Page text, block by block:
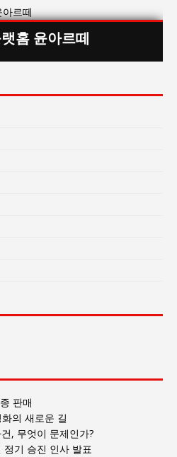
홈 윤아르떼
판매
의 새로운 길
, 무엇이 문제인가?
기 승진 인사 발표